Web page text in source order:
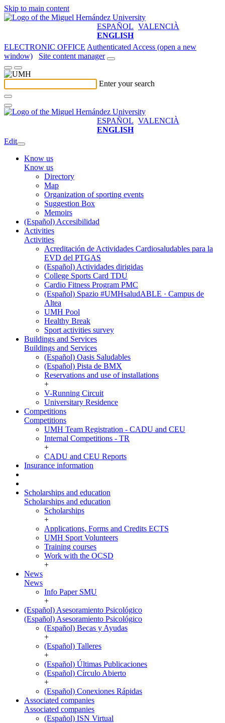
Skip to main content
ESPAÑOL VALENCIÀ
ENGLISH
ELECTRONIC OFFICE Authenticated Access (open a new
window)
Site content manager
Enter your search
ESPAÑOL VALENCIÀ
ENGLISH
Edit
Know us
Know us
Directory
Map
Organization of sporting events
Suggestion Box
Memoirs
(Español) Accesibilidad
Activities
Activities
Acreditación de Actividades Cardiosaludables para la
EVD del PTGAS
(Español) Actividades dirigidas
College Sports Card TDU
Cardio Fitness Program PMC
(Español) Spazio #UMHsaludABLE · Campus de
Altea
UMH Pool
Healthy Break
Sport activities survey
Buildings and Services
Buildings and Services
(Español) Oasis Saludables
(Español) Pista de BMX
Reservations and use of installations
+
V-Running Circuit
Universitary Residence
Competitions
Competitions
UMH Team Registration - CADU and CEU
Internal Competitions - TR
+
CADU and CEU Reports
Insurance information
Scholarships and education
Scholarships and education
Scholarships
+
Applications, Forms and Credits ECTS
UMH Sport Volunteers
Training courses
Work with the OCSD
+
News
News
Info Paper SMU
+
(Español) Asesoramiento Psicológico
(Español) Asesoramiento Psicológico
(Español) Becas y Ayudas
+
(Español) Talleres
+
(Español) Últimas Publicaciones
(Español) Círculo Abierto
+
(Español) Conexiones Rápidas
Associated companies
Associated companies
(Español) ISN Virtual